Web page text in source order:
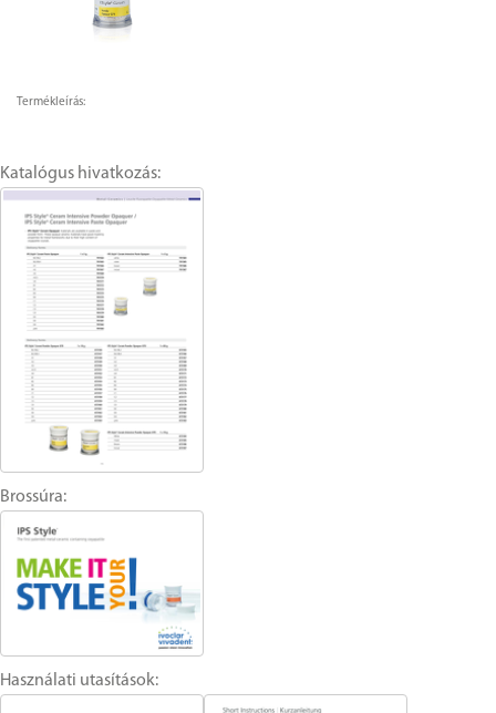
Termékleírás:
Katalógus hivatkozás:
Brossúra:
Használati utasítások: